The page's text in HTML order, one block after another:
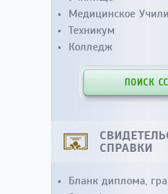
Медицинское
Техникум
Колледж
ПОИСК
СПРАВКИ
Бланк диплома,